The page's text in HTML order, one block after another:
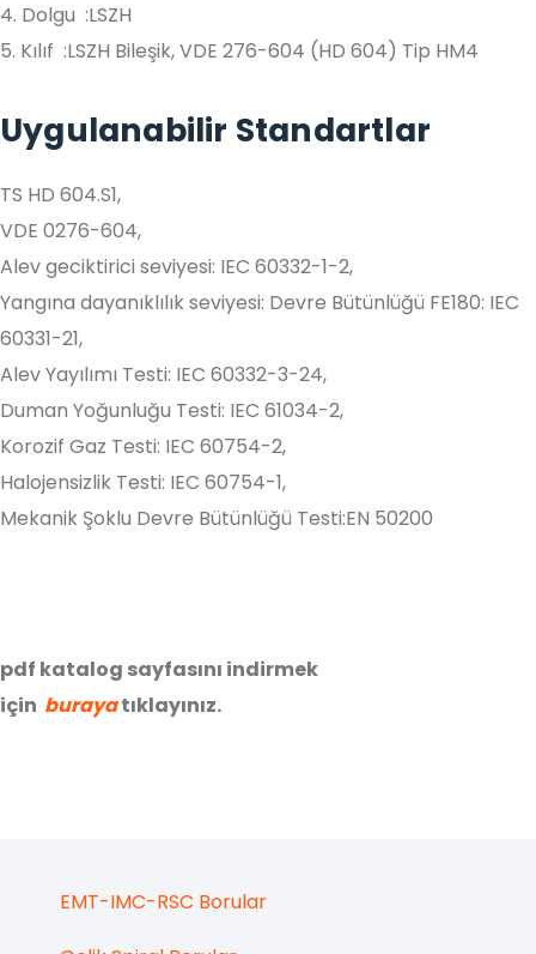
EMT-IMC-RSC Borular
4. Dolgu :LSZH
5. Kılıf :LSZH Bileşik, VDE 276-604 (HD 604) Tip HM4
Uygulanabilir Standartlar
TS HD 604.S1,
VDE 0276-604,
Alev geciktirici seviyesi: IEC 60332-1-2,
Yangına dayanıklılık seviyesi: Devre Bütünlüğü FE180: IEC
60331-21,
Alev Yayılımı Testi: IEC 60332-3-24,
Duman Yoğunluğu Testi: IEC 61034-2,
Korozif Gaz Testi: IEC 60754-2,
Halojensizlik Testi: IEC 60754-1,
Mekanik Şoklu Devre Bütünlüğü Testi:EN 50200
pdf katalog sayfasını indirmek
için burayatıklayınız.